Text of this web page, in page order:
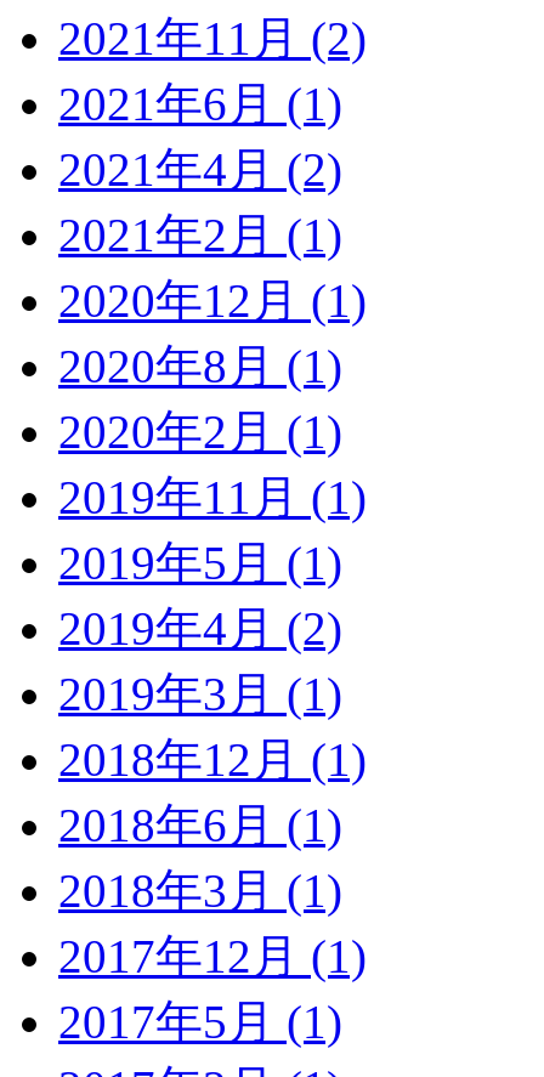
2021年11月 (2)
2021年6月 (1)
2021年4月 (2)
2021年2月 (1)
2020年12月 (1)
2020年8月 (1)
2020年2月 (1)
2019年11月 (1)
2019年5月 (1)
2019年4月 (2)
2019年3月 (1)
2018年12月 (1)
2018年6月 (1)
2018年3月 (1)
2017年12月 (1)
2017年5月 (1)